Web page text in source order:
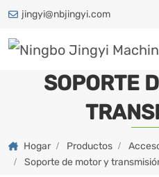
jingyi@nbjingyi.com
SOPORTE
Hogar Productos
Soporte de motor y